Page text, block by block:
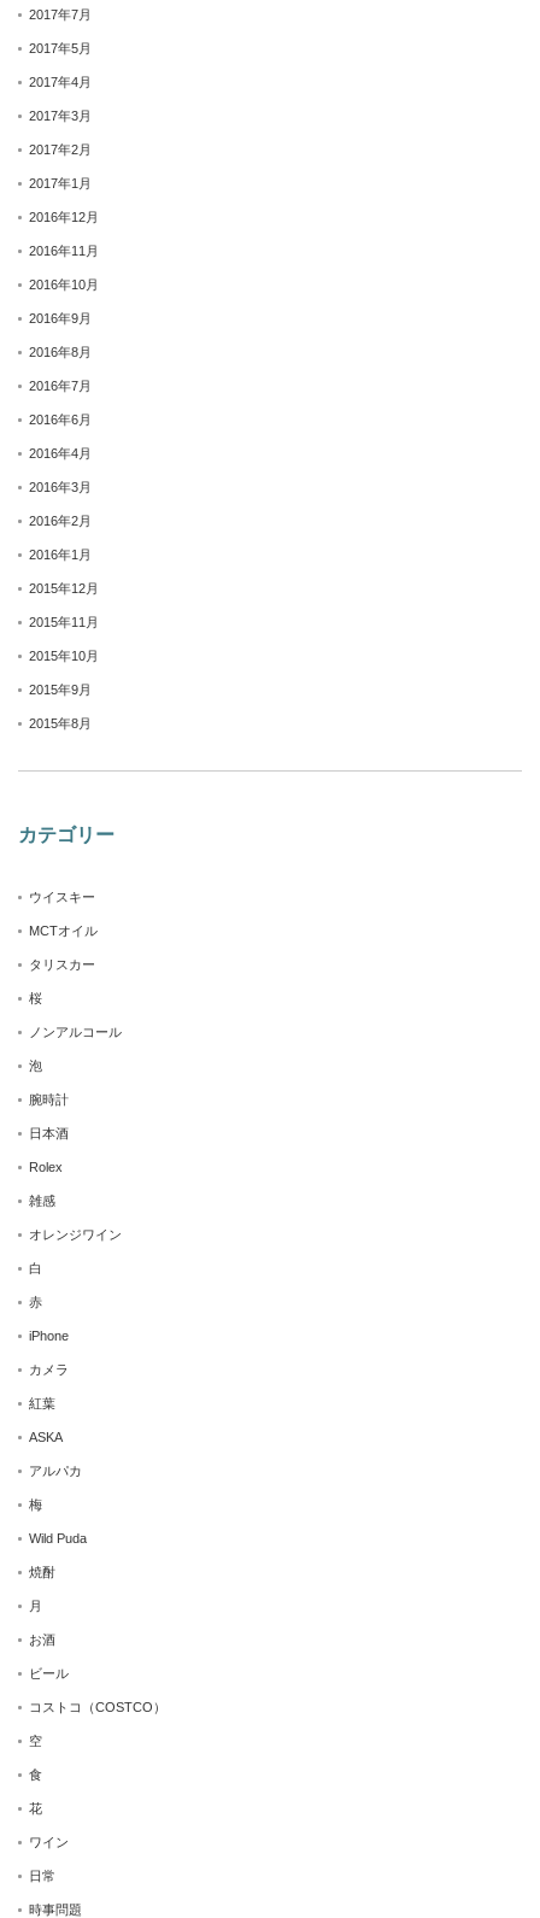
2017年7月
2017年5月
2017年4月
2017年3月
2017年2月
2017年1月
2016年12月
2016年11月
2016年10月
2016年9月
2016年8月
2016年7月
2016年6月
2016年4月
2016年3月
2016年2月
2016年1月
2015年12月
2015年11月
2015年10月
2015年9月
2015年8月
カテゴリー
ウイスキー
MCTオイル
タリスカー
桜
ノンアルコール
泡
腕時計
日本酒
Rolex
雑感
オレンジワイン
白
赤
iPhone
カメラ
紅葉
ASKA
アルパカ
梅
Wild Puda
焼酎
月
お酒
ビール
コストコ（COSTCO）
空
食
花
ワイン
日常
時事問題